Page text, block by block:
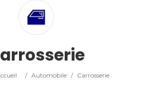
/ Automobile / Carrosserie